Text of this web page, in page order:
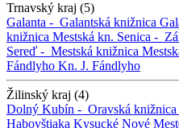
Trnavský kraj (5)
Galanta - Galantská knižnica
knižnica Mestská kn. Senica -
Sereď - Mestská knižnica
Fándlyho Kn. J. Fándlyho
Žilinský kraj (4)
Dolný Kubín - Oravská
Habovštiaka Kysucké Nové